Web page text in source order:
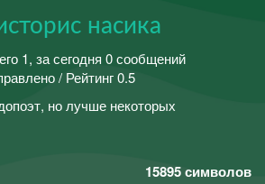
насика
1, за сегодня 0 сообщений
/ Рейтинг 0.5
но лучше некоторых
15895символов